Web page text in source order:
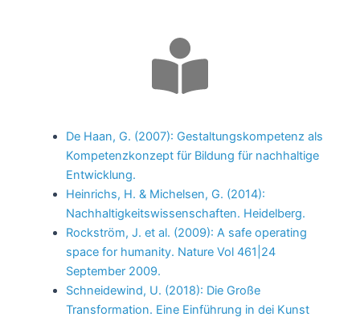
De Haan, G. (2007): Gestaltungskompetenz als
Kompetenzkonzept für Bildung für nachhaltige
Entwicklung.
Heinrichs, H. & Michelsen, G. (2014):
Nachhaltigkeitswissenschaften. Heidelberg.
Rockström, J. et al. (2009): A safe operating
space for humanity. Nature Vol 461|24
September 2009.
Schneidewind, U. (2018): Die Große
Transformation. Eine Einführung in dei Kunst